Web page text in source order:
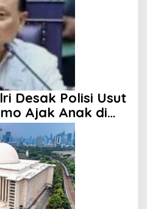
Desak Polisi Usut
Ajak Anak di
Vape